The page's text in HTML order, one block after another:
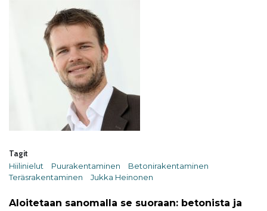
Tagit
Hiilinielut
Puurakentaminen
Betonirakentaminen
Teräsrakentaminen
Jukka Heinonen
Aloitetaan sanomalla se suoraan: betonista ja